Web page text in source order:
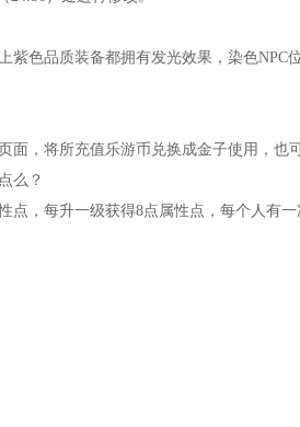
紫色品质装备都拥有发光效果，染色NPC
面，将所充值乐游币兑换成金子使用，也
么？
点，每升一级获得8点属性点，每个人有